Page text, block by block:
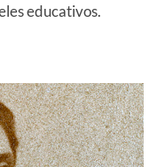
educativos.